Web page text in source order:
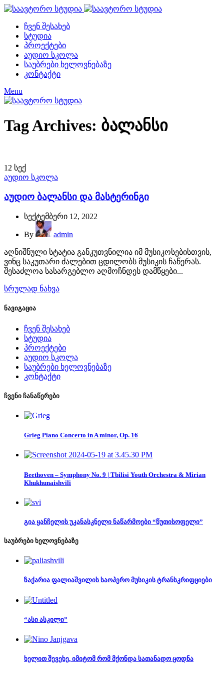
ჩვენ შესახებ
სტუდია
პროექტები
აუდიო სკოლა
საუბრები ხელოვნებაზე
კონტაქტი
Menu
Tag Archives: ბალანსი
12 სექ
აუდიო სკოლა
აუდიო ბალანსი და მასტერინგი
სექტემბერი 12, 2022
By admin
აღნიშნული სტატია განკუთვნილია იმ მუსიკოსებისთვის,
ვინც საკუთარი ძალებით ცდილობს მუსიკის ჩაწერას.
შესაძლოა სასარგებლო აღმოჩნდეს დამწყები...
სრულად ნახვა
ნავიგაცია
ჩვენ შესახებ
სტუდია
პროექტები
აუდიო სკოლა
საუბრები ხელოვნებაზე
კონტაქტი
ჩვენი ჩანაწერები
Grieg Piano Concerto in A minor, Op. 16
Beethoven – Symphony No. 9 | Tbilisi Youth Orchestra & Mirian
Khukhunaishvili
გია ყანჩელის უკანასკნელი ნაწარმოები “წუთისოფელი”
საუბრები ხელოვნებაზე
ზაქარია ფალიაშვილის საოპერო მუსიკის ტრანსკრიფციები
“ასი ასკილი”
ხელით შევეხე, იმიტომ რომ მქონდა სათანადო ცოდნა